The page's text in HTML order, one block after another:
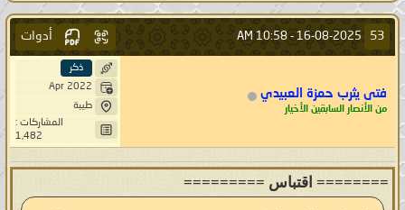
53
16-08-2025 -
10:58 AM أدوات
فتى يثرب حمزة العبيدي
من الأنصار السابقين الأخيار
ذكر
Apr 2022
طيبة
المشاركات :
1,482
======== اقتباس =========